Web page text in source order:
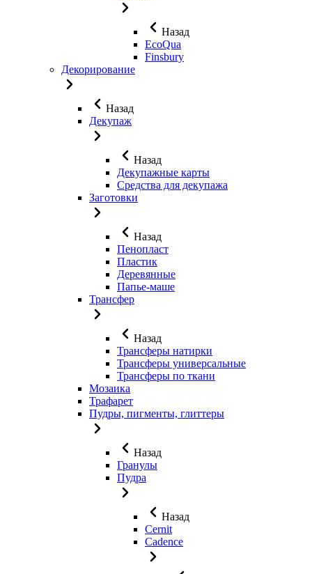
Назад
EcoQua
Finsbury
Декорирование
Назад
Декупаж
Назад
Декупажные карты
Средства для декупажа
Заготовки
Назад
Пенопласт
Пластик
Деревянные
Папье-маше
Трансфер
Назад
Трансферы натирки
Трансферы универсальные
Трансферы по ткани
Мозаика
Трафарет
Пудры, пигменты, глиттеры
Назад
Гранулы
Пудра
Назад
Cernit
Cadence